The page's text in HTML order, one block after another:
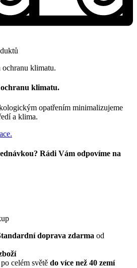
ochranu klimatu.
opatřením minimalizujeme
a klima.
Rádi Vám odpovíme na
doprava zdarma od
celém světě do více než 40 zemí